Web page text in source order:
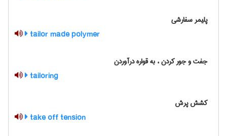
پلیمر سفارشی
tailor made polymer
جفت و جور کردن ، به قواره درآوردن
tailoring
کشش پرش
take off tension